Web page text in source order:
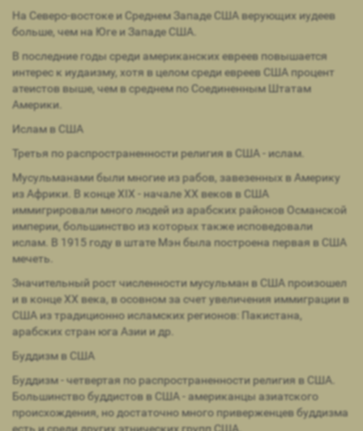
На Северо-востоке и Среднем Западе США верующих иудеев
больше, чем на Юге и Западе США.
В последние годы среди американских евреев повышается
интерес к иудаизму, хотя в целом среди евреев США процент
атеистов выше, чем в среднем по Соединенным Штатам
Америки.
Ислам в США
Третья по распространенности религия в США - ислам.
Мусульманами были многие из рабов, завезенных в Америку
из Африки. В конце XIX - начале XX веков в США
иммигрировали много людей из арабских районов Османской
империи, большинство из которых также исповедовали
ислам. В 1915 году в штате Мэн была построена первая в США
мечеть.
Значительный рост численности мусульман в США произошел
и в конце XX века, в осовном за счет увеличения иммиграции в
США из традиционно исламских регионов: Пакистана,
арабских стран юга Азии и др.
Буддизм в США
Буддизм - четвертая по распространенности религия в США.
Большинство буддистов в США - американцы азиатского
происхождения, но достаточно много приверженцев буддизма